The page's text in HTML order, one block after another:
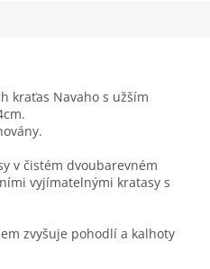
kraťas Navaho s užším
v čistém dvoubarevném
vyjímatelnými kratasy s
zvyšuje pohodlí a kalhoty